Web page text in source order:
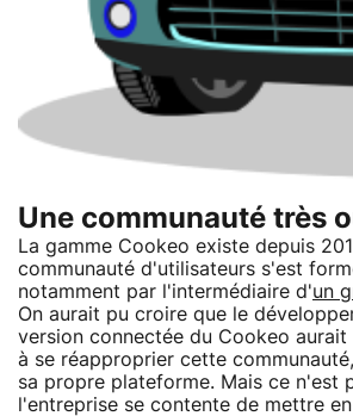
Une communauté très
La gamme Cookeo existe depuis
communauté d'utilisateurs s'est
notamment par l'intermédiaire d'un
On aurait pu croire que le
version connectée du Cookeo
à se réapproprier cette
sa propre plateforme. Mais ce n'est
l'entreprise se contente de mettre